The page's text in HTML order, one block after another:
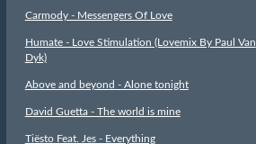
Carmody - Messengers Of Love
Humate - Love Stimulation (Lovemix By Paul Van
Dyk)
Above and beyond - Alone tonight
David Guetta - The world is mine
Tiësto Feat. Jes - Everything